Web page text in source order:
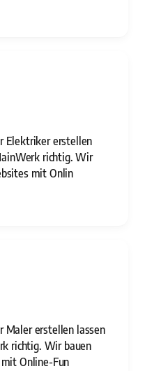
Elektriker erstellen
richtig. Wir
mit Onlin
Maler erstellen lassen
richtig. Wir bauen
Online-Fun